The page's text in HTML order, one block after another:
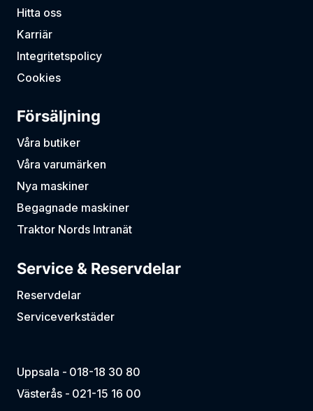
Hitta oss
Karriär
Integritetspolicy
Cookies
Försäljning
Våra butiker
Våra varumärken
Nya maskiner
Begagnade maskiner
Traktor Nords Intranät
Service & Reservdelar
Reservdelar
Serviceverkstäder
Uppsala - 018-18 30 80
Västerås - 021-15 16 00